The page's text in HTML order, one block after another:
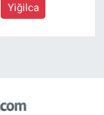
Yiğilca